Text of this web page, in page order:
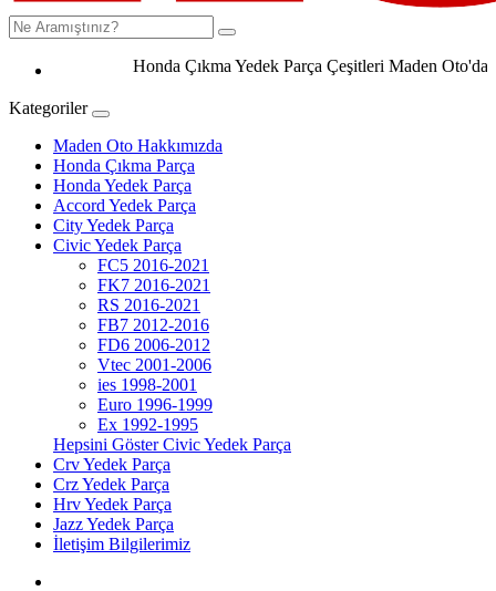
Honda Çıkma Yedek Parça Çeşitleri Maden Oto'da 0506
Kategoriler
Maden Oto Hakkımızda
Honda Çıkma Parça
Honda Yedek Parça
Accord Yedek Parça
City Yedek Parça
Civic Yedek Parça
FC5 2016-2021
FK7 2016-2021
RS 2016-2021
FB7 2012-2016
FD6 2006-2012
Vtec 2001-2006
ies 1998-2001
Euro 1996-1999
Ex 1992-1995
Hepsini Göster Civic Yedek Parça
Crv Yedek Parça
Crz Yedek Parça
Hrv Yedek Parça
Jazz Yedek Parça
İletişim Bilgilerimiz